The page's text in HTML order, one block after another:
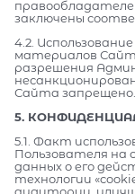
заключены
4.2.
материалов
разрешения
Сайта запрещено.
5.
5.1. Факт
Пользователя на
данных о его
технологии
аудитории,